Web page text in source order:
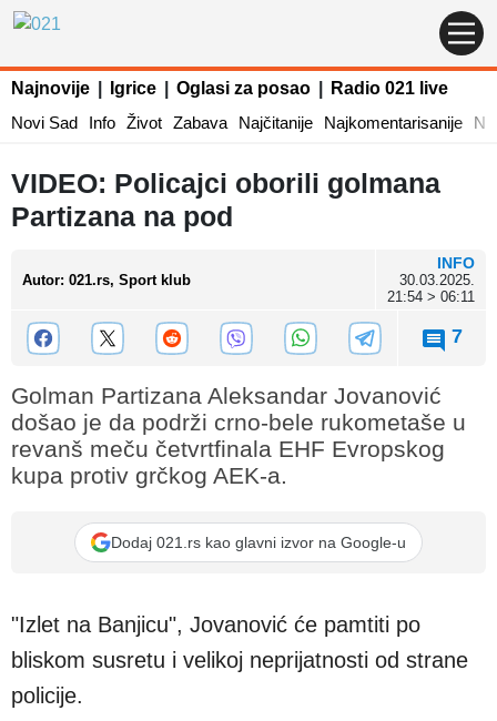
Najnovije Igrice Oglasi za posao
Radio 021 live
Novi Sad
Info Život Zabava Najčitanije Najkomentarisanije
VIDEO: Policajci oborili golmana
Partizana na pod
Autor: 021.rs, Sport klub
INFO
30.03.2025.
21:54 > 06:11
7
Golman Partizana Aleksandar Jovanović
došao je da podrži crno-bele rukometaše u
revanš meču četvrtfinala EHF Evropskog
kupa protiv grčkog AEK-a.
Dodaj 021.rs kao glavni izvor na Google-u
"Izlet na Banjicu", Jovanović će pamtiti po
bliskom susretu i velikoj neprijatnosti od strane
policije.